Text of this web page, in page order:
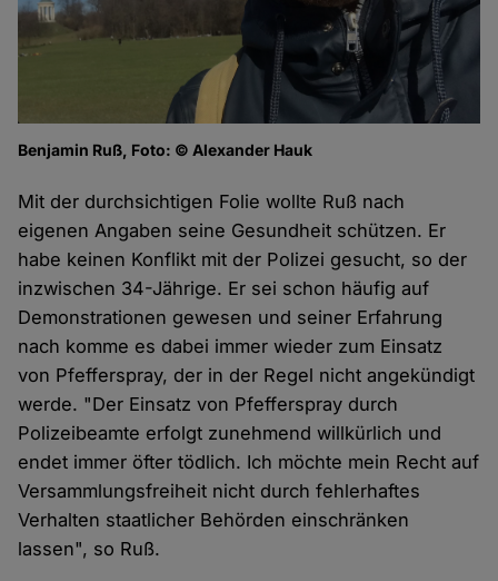
Benjamin Ruß, Foto: © Alexander Hauk
Mit der durchsichtigen Folie wollte Ruß nach
eigenen Angaben seine Gesundheit schützen. Er
habe keinen Konflikt mit der Polizei gesucht, so der
inzwischen 34-Jährige. Er sei schon häufig auf
Demonstrationen gewesen und seiner Erfahrung
nach komme es dabei immer wieder zum Einsatz
von Pfefferspray, der in der Regel nicht angekündigt
werde. "Der Einsatz von Pfefferspray durch
Polizeibeamte erfolgt zunehmend willkürlich und
endet immer öfter tödlich. Ich möchte mein Recht auf
Versammlungsfreiheit nicht durch fehlerhaftes
Verhalten staatlicher Behörden einschränken
lassen", so Ruß.